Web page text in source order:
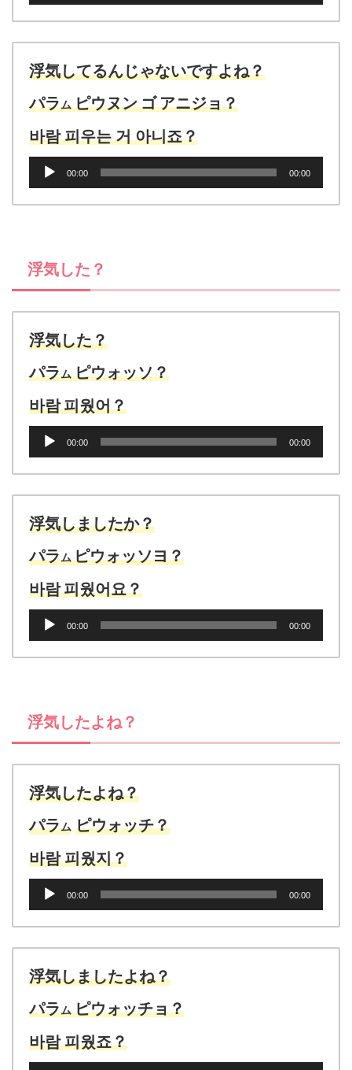
ヤ
ー
浮気してるんじゃないですよね？
パラム ピウヌンゴアニジョ？
바람 피우는 거 아니죠？
ー
00:00 00:00
浮気した？
浮気した？
パラム ピウォッソ？
바람피웠어？
ヤ
ー
00:00 00:00
浮気しましたか？
パラムピウォッソヨ？
바람피웠어요？
ー
00:00 00:00
浮気したよね？
浮気したよね？
パラム ピウォッチ？
바람 피웠지？
ヤ
ー
00:00 00:00
浮気しましたよね？
パラム ピウォッチョ？
바람 피웠죠？